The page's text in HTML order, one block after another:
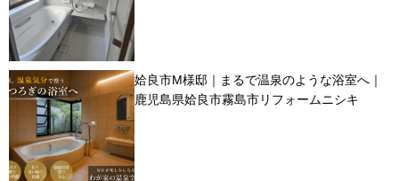
姶良市M様邸｜まるで温泉のような浴室へ｜
鹿児島県姶良市霧島市リフォームニシキ